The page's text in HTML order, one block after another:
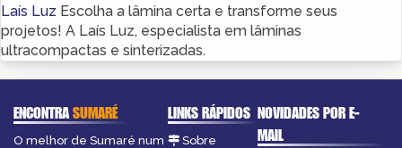
Laís Luz Escolha a lâmina certa e transforme seus
projetos! A Laís Luz, especialista em lâminas
ultracompactas e sinterizadas.
ENCONTRASUMARÉ
O melhor de Sumaré num
LINKS RÁPIDOS
Sobre
NOVIDADES POR E-
MAIL